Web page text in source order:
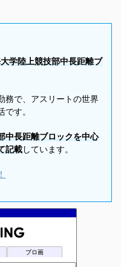
学陸上競技部中長距離ブ
務で、アスリートの世界
す。
中長距離ブロックを中心
記載しています。
ブロ画